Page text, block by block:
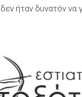
ήταν δυνατόν να